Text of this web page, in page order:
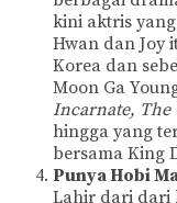
kini aktris
Hwan dan Joy
Korea dan
Moon Ga
Incarnate, The
hingga yang
bersama King
Punya Hobi
Lahir dari dari